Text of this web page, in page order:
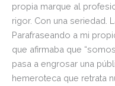
propia marque al
rigor. Con una seriedad.
Parafraseando a mi
que afirmaba que
pasa a engrosar una
hemeroteca que retrata